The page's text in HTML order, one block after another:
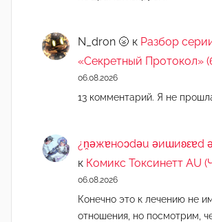
N_dron 🌝 к Разбор
«Секретный Протокол»
06.08.2026
13 комментарий. Я не
¿n̯ǝжɐноɔdǝu ǝиɯиʚεɐd
к Комикс Токсинетт AU
06.08.2026
Конечно это к лечению не
отношения, но посмотрим,